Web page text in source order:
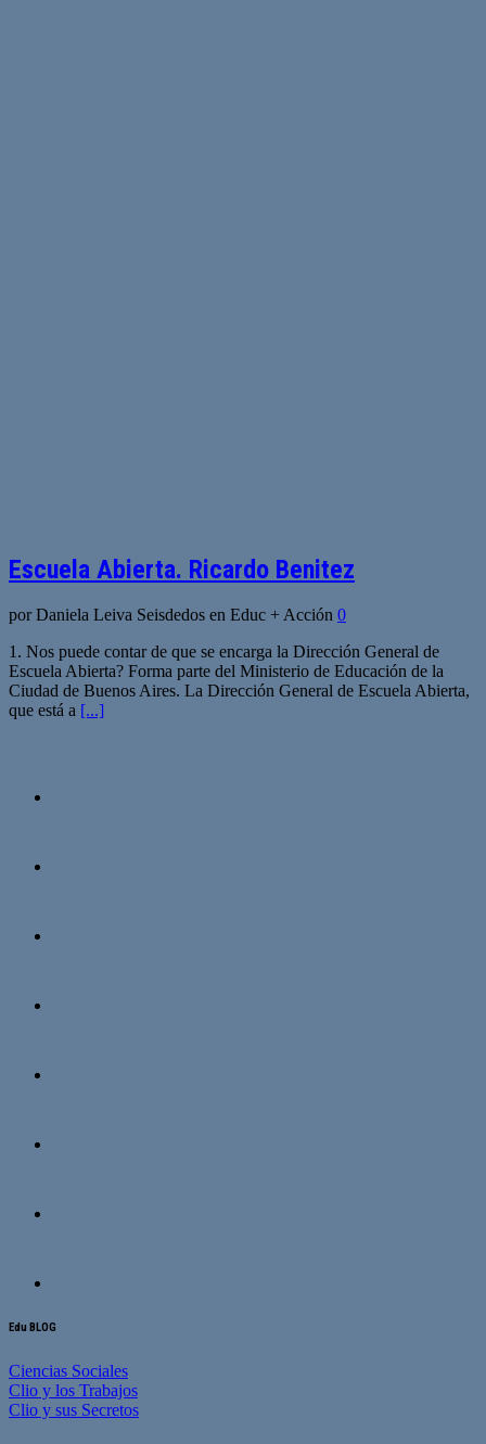
Escuela Abierta. Ricardo Benitez
por Daniela Leiva Seisdedos en Educ + Acción 0
1. Nos puede contar de que se encarga la Dirección General de
Escuela Abierta? Forma parte del Ministerio de Educación de la
Ciudad de Buenos Aires. La Dirección General de Escuela Abierta,
que está a [...]
Edu BLOG
Ciencias Sociales
Clio y los Trabajos
Clio y sus Secretos